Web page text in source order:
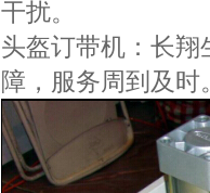
干扰。
头盔订带机：长
障，服务周到及时